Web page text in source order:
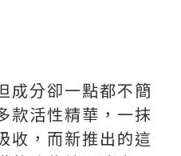
成分卻一點都不簡
款活性精華，一抹
收，而新推出的這